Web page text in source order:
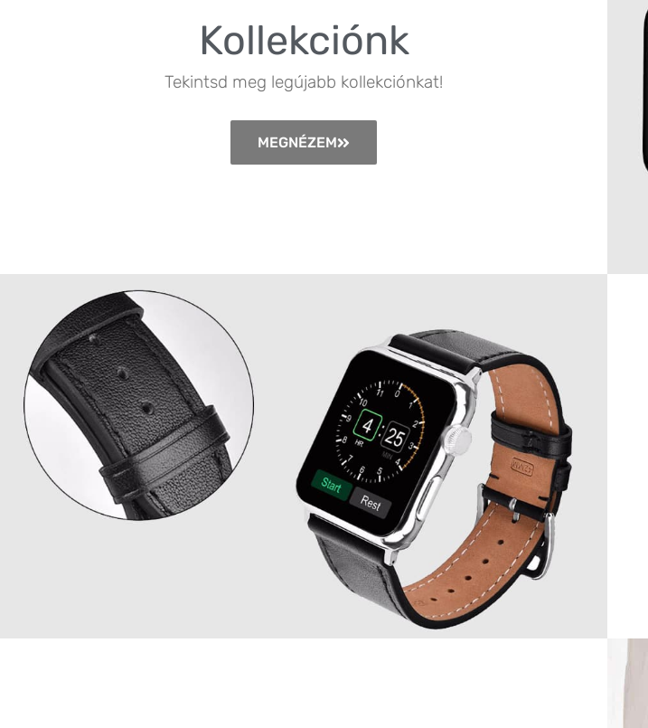
Kollekciónk
Tekintsd meg legújabb kollekciónkat!
MEGNÉZEM